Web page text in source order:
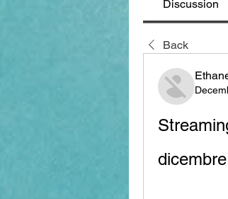
Discussion
Back